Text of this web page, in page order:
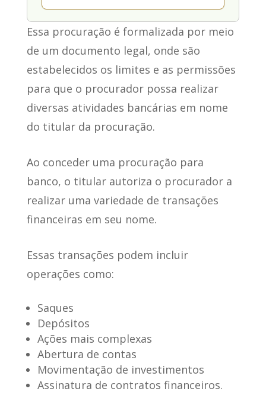
Essa procuração é formalizada por meio
de um documento legal, onde são
estabelecidos os limites e as permissões
para que o procurador possa realizar
diversas atividades bancárias em nome
do titular da procuração.
Ao conceder uma procuração para
banco, o titular autoriza o procurador a
realizar uma variedade de transações
financeiras em seu nome.
Essas transações podem incluir
operações como:
Saques
Depósitos
Ações mais complexas
Abertura de contas
Movimentação de investimentos
Assinatura de contratos financeiros.